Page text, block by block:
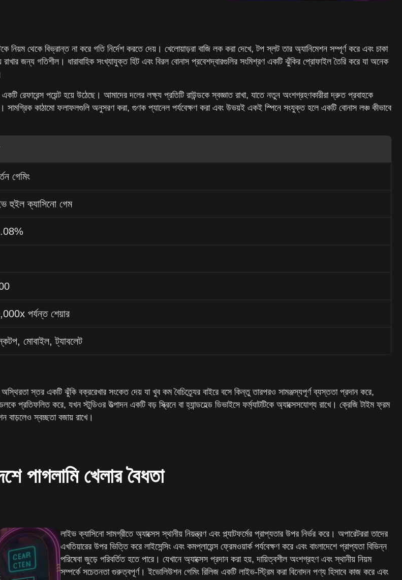
থেকে বিভ্রান্ত না করে গতি নির্দেশ করতে দেয়। খেলোয়াড়রা বাজি লক করা দেখে, টপ স্লট তার অ্যানিমেশন সম্পূর্ণ করে এবং চাকা
জন্য গতিশীল। ধারাবাহিক সংখ্যাযুক্ত হিট এবং বিরল বোনাস প্রবেশদ্বারগুলির সংমিশ্রণ একটি ঝুঁকির প্রোফাইল তৈরি করে যা অনেক
রেফারেন্স পয়েন্ট হয়ে উঠেছে। আমাদের দলের লক্ষ্য প্রতিটি রাউন্ডকে স্বজ্ঞাত রাখা, যাতে নতুন অংশগ্রহণকারীরা দ্রুত প্রবাহকে
সামগ্রিক কাঠামো ফলাফলগুলি অনুসরণ করা, গুণক প্যানেল পর্যবেক্ষণ করা এবং উভয়ই একই স্পিনে সংযুক্ত হলে একটি বোনাস লঞ্চ কীভাবে
গেমিং
হুইল ক্যাসিনো গেম
পর্যন্ত শেয়ার
মোবাইল, ট্যাবলেট
স্তর একটি ঝুঁকি বক্ররেখার সংকেত দেয় যা খুব কম বৈচিত্র্যের বাইরে বসে কিন্তু তারপরও সামঞ্জস্যপূর্ণ ব্যস্ততা প্রদান করে,
করে, যখন স্টুডিওর উত্পাদন একটি বড় স্ক্রিনে বা হ্যান্ডহেল্ড ডিভাইসে ফর্ম্যাটটিকে অ্যাক্সেসযোগ্য রাখে। ক্রেজি টাইম ফ্রম
বাড়লেও স্বচ্ছতা বজায় রাখে।
পাগলামি খেলার বৈধতা
লাইভ ক্যাসিনো সামগ্রীতে অ্যাক্সেস স্থানীয় নিয়ন্ত্রণ এবং প্ল্যাটফর্মের প্রাপ্যতার উপর নির্ভর করে। অপারেটররা তাদের
এখতিয়ারের উপর ভিত্তি করে লাইসেন্সিং এবং কমপ্লায়েন্স ফ্রেমওয়ার্ক পর্যবেক্ষণ করে এবং বাংলাদেশে প্রাপ্যতা বিভিন্ন
পরিষেবা জুড়ে পরিবর্তিত হতে পারে। যেখানে অ্যাক্সেস প্রদান করা হয়, দায়িত্বশীল অংশগ্রহণ এবং স্থানীয় নিয়ম
সম্পর্কে সচেতনতা গুরুত্বপূর্ণ। ইভোলিউশন গেমিং রিলিজ একটি লাইভ-স্ট্রিম করা বিনোদন পণ্য হিসাবে কাজ করে এবং